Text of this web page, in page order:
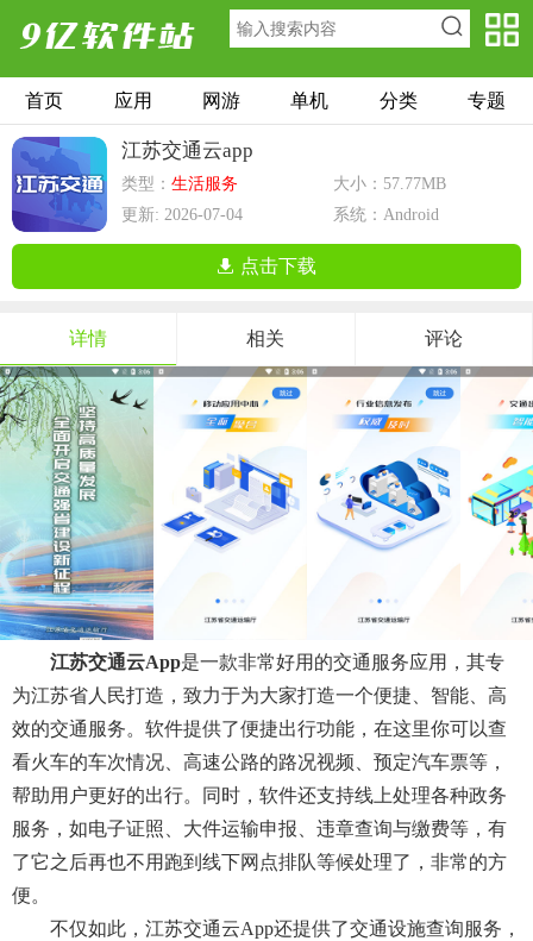
首页 应用 网游 单机 分类 专题
江苏交通云app
类型： 生活服务
大小：57.77MB
更新: 2026-07-04
系统：Android
点击下载
详情 相关 评论
江苏交通云app是一款非常好用的交通服务应用，其专
为江苏省人民打造，致力于为大家打造一个便捷、智能、高
效的交通服务。软件提供了便捷出行功能，在这里你可以查
看火车的车次情况、高速公路的路况视频、预定汽车票等，
帮助用户更好的出行。同时，软件还支持线上处理各种政务
服务，如电子证照、大件运输申报、违章查询与缴费等，有
了它之后再也不用跑到线下网点排队等候处理了，非常的方
便。
不仅如此，江苏交通云app还提供了交通设施查询服务，